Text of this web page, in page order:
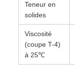
Teneur en
solides
Viscosité
(coupe T-4)
à 25℃